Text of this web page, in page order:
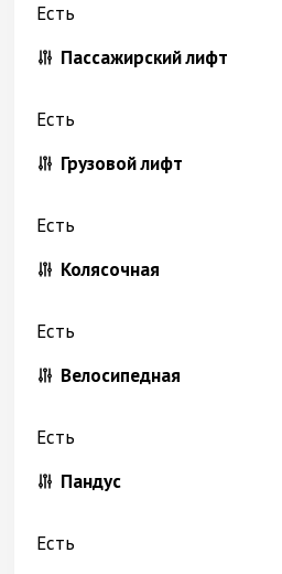
Есть
Пассажирский лифт
Есть
Грузовой лифт
Есть
Колясочная
Есть
Велосипедная
Есть
Пандус
Есть